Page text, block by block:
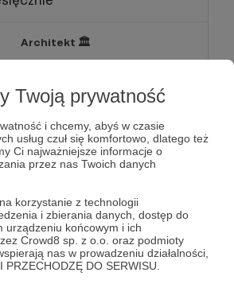
Twoją prywatność
i chcemy, abyś w czasie
usług czuł się komfortowo, dlatego też
Ci najważniejsze informacje o
przez nas Twoich danych
korzystanie z technologii
i zbierania danych, dostęp do
urządzeniu końcowym i ich
Crowd8 sp. z o.o. oraz podmioty
nas w prowadzeniu działalności,
PRZECHODZĘ DO SERWISU.
Architekt 🏛️
wyślemy do Ciebie każdy